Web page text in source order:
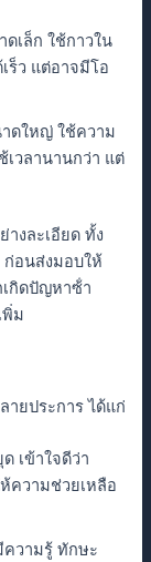
เล็ก ใช้กาวใน
ร็ว แต่อาจมีโอ
ดใหญ่ ใช้ความ
วลานานกว่า แต่
งละเอียด ทั้ง
อนส่งมอบให้
กิดปัญหาซ้ํา
พิ่ม
ยประการ ได้แก่
เข้าใจดีว่า
ความช่วยเหลือ
วามรู้ ทักษะ